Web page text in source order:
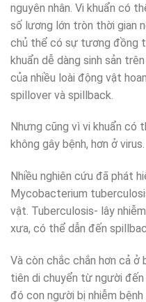
nguyên nhân. Vi khuẩn có
số lương lớn tròn thời gian
chủ thể có sự tương đồng
khuẩn dễ dàng sinh sản
của nhiều loài động vật
spillover và spillback.
Nhưng cũng vì vi khuẩn có
không gây bệnh, hơn ở virus.
Nhiều nghiên cứu đã phát
Mycobacterium
vật. Tuberculosis- lây
xưa, có thể dẫn đến
Và còn chắc chắn hơn cả ở
tiên di chuyển từ người đến
đó con người bị nhiễm